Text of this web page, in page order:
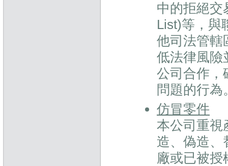
中的拒絕交
List)等，與
他司法管轄
低法律風險
公司合作，
問題的行為
仿冒零件
本公司重視
造、偽造、
廠或已被授